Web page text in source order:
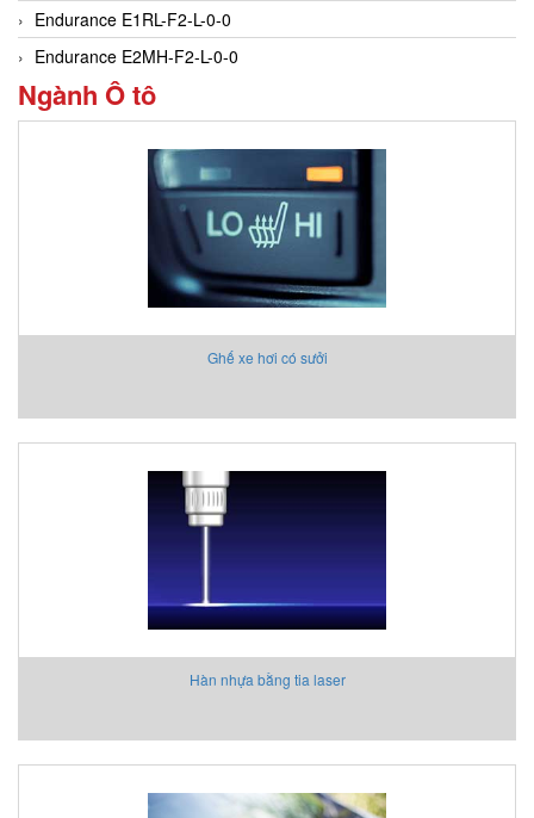
Endurance E1RL-F2-L-0-0
Endurance E2MH-F2-L-0-0
Ngành Ô tô
Ghế xe hơi có sưởi
Hàn nhựa bằng tia laser